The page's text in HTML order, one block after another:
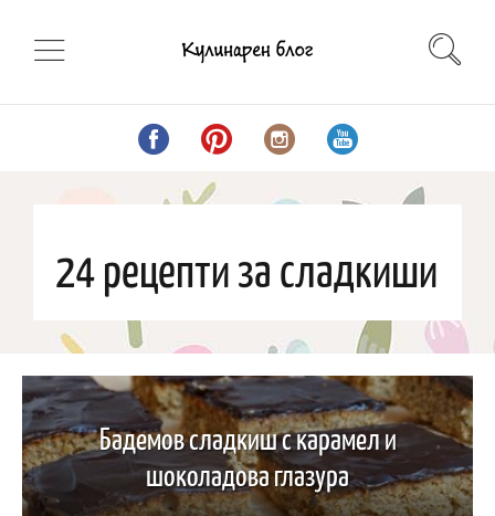
24 рецепти за сладкиши
Бадемов сладкиш с карамел и
шоколадова глазура